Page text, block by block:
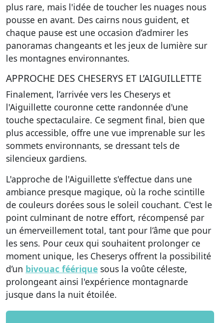
plus rare, mais l'idée de toucher les nuages nous
pousse en avant. Des cairns nous guident, et
chaque pause est une occasion d’admirer les
panoramas changeants et les jeux de lumière sur
les montagnes environnantes.
APPROCHE DES CHESERYS ET L’AIGUILLETTE
Finalement, l’arrivée vers les Cheserys et
l'Aiguillette couronne cette randonnée d'une
touche spectaculaire. Ce segment final, bien que
plus accessible, offre une vue imprenable sur les
sommets environnants, se dressant tels de
silencieux gardiens.
L'approche de l'Aiguillette s'effectue dans une
ambiance presque magique, où la roche scintille
de couleurs dorées sous le soleil couchant. C'est le
point culminant de notre effort, récompensé par
un émerveillement total, tant pour l’âme que pour
les sens. Pour ceux qui souhaitent prolonger ce
moment unique, les Cheserys offrent la possibilité
d’un bivouac féérique sous la voûte céleste,
prolongeant ainsi l'expérience montagnarde
jusque dans la nuit étoilée.